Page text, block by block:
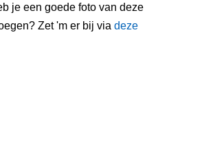
je een goede foto van deze
Zet 'm er bij via deze